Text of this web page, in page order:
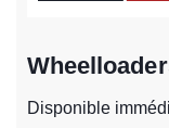
Disponible